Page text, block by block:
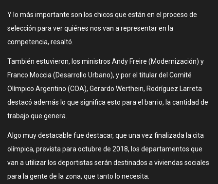
Y lo más importante son los chicos que están en el proceso de
selección para ver quiénes nos van a representar en la
competencia, resaltó.
También estuvieron, los ministros Andy Freire (Modernización) y
Franco Moccia (Desarrollo Urbano), y por el titular del Comité
Olímpico Argentino (COA), Gerardo Werthein, Rodríguez Larreta
destacó además lo que significa esto para el barrio, la cantidad de
trabajo que genera.
Algo muy destacable fue destacar, que una vez finalizada la cita
olímpica, prevista para octubre de 2018, los departamentos que
van a utilizar los deportistas serán destinados a viviendas sociales
para la gente de la zona, que tanto lo necesita.